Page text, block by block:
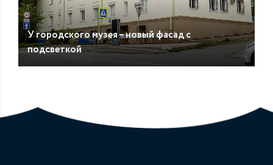
У городского музея – новый фасад с
подсветкой